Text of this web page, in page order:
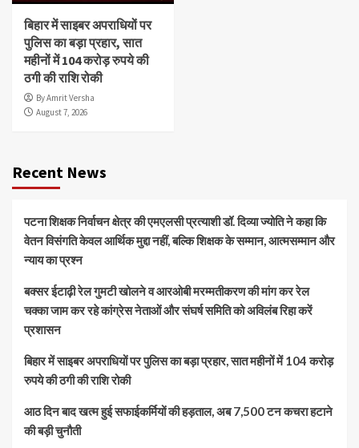
बिहार में साइबर अपराधियों पर
पुलिस का बड़ा प्रहार, सात
महीनों में 104 करोड़ रुपये की
ठगी की राशि रोकी
By Amrit Versha
August 7, 2026
Recent News
पटना शिक्षक निर्वाचन क्षेत्र की एमएलसी प्रत्याशी डॉ. दिव्या ज्योति ने कहा कि
वेतन विसंगति केवल आर्थिक मुद्दा नहीं, बल्कि शिक्षक के सम्मान, आत्मसम्मान और
न्याय का प्रश्न
बक्सर ईटाढ़ी रेल गुमटी खोलने व आरओबी मरम्मतीकरण की मांग कर रेल
चक्का जाम कर रहे कांग्रेस नेताओं और संघर्ष समिति को अविलंब रिहा करें
प्रशासन
बिहार में साइबर अपराधियों पर पुलिस का बड़ा प्रहार, सात महीनों में 104 करोड़
रुपये की ठगी की राशि रोकी
आठ दिन बाद खत्म हुई सफाईकर्मियों की हड़ताल, अब 7,500 टन कचरा हटाने
की बड़ी चुनौती